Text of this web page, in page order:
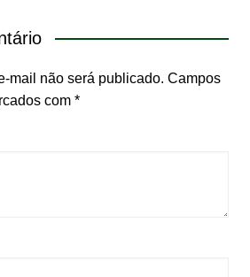
mail não será publicado. Campos
com *